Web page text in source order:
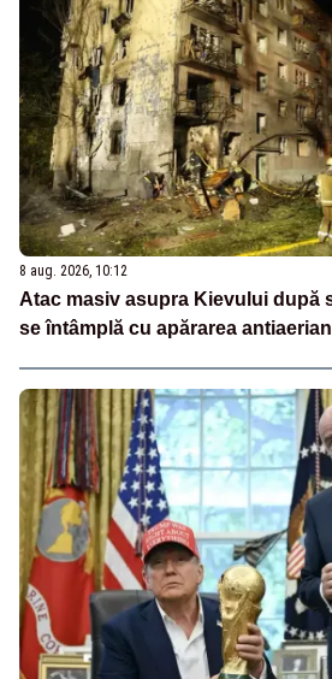
8 aug. 2026, 10:12
Atac masiv asupra Kievului după
se întâmplă cu apărarea